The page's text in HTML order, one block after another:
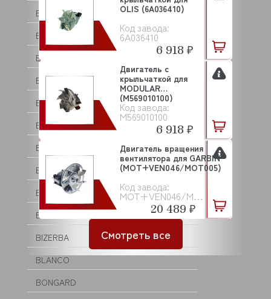
BAKE OFF
BARTEC
BARTSCHER
BASSANINA
BEAR VARIMIXER
BECKERS
BEKO
BERTOS
BESSERVACUUM
BEST FOR
BIZERBA
BLANCO
BONGARD
Код завода:
6A036410
OLIS (6A036410)
6 918 ₽
Код завода:
M569010100
Двигатель с
крыльчаткой для
MODULAR
(M569010100)
6 918 ₽
Код завода:
MOT+VEN046/MOT005
Двигатель вращения
вентилятора для GARBIN
(MOT+VEN046/MOT005)
20 489 ₽
Смотреть все